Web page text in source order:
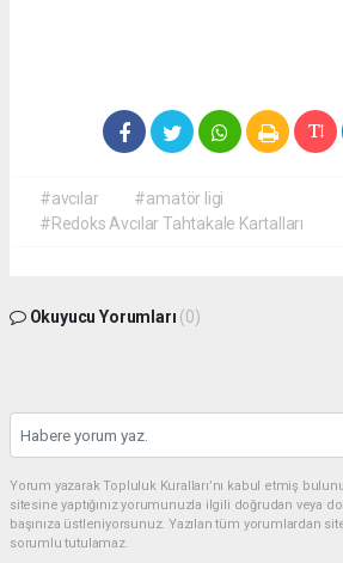
#avcılar
#amatör ligi
#Redoks Avcılar Tahtakale Kartalları
Okuyucu Yorumları (0)
Yorum yazarak Topluluk Kuralları’nı kabul etmiş
sitesine yaptığınız yorumunuzla ilgili doğrudan veya
başınıza üstleniyorsunuz. Yazılan tüm yorumlardan
sorumlu tutulamaz.